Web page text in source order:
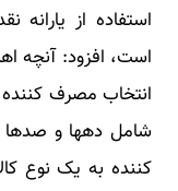
استفاده از یارانه
است، افزود: آنچه
انتخاب مصرف کننده
شامل دهها و
کننده به یک نوع